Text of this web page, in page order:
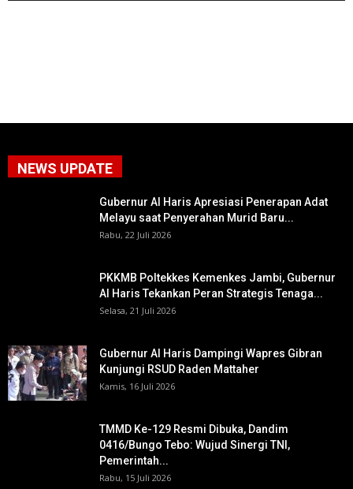
NEWS UPDATE
Gubernur Al Haris Apresiasi Penerapan Adat
Melayu saat Penyerahan Murid Baru...
Rabu, 22 Juli 2026
PKKMB Poltekkes Kemenkes Jambi, Gubernur
Al Haris Tekankan Peran Strategis Tenaga...
Selasa, 21 Juli 2026
Gubernur Al Haris Dampingi Wapres Gibran
Kunjungi RSUD Raden Mattaher
Kamis, 16 Juli 2026
TMMD Ke-129 Resmi Dibuka, Dandim
0416/Bungo Tebo: Wujud Sinergi TNI,
Pemerintah...
Rabu, 15 Juli 2026